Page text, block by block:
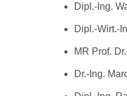
Dipl.-Ing.
Dipl.-Wirt.-
MR Prof.
Dr.-Ing.